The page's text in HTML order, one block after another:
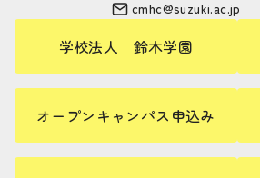
cmhc@suzuki.ac.jp
学校法人 鈴木学園
オープンキャンパス申込み